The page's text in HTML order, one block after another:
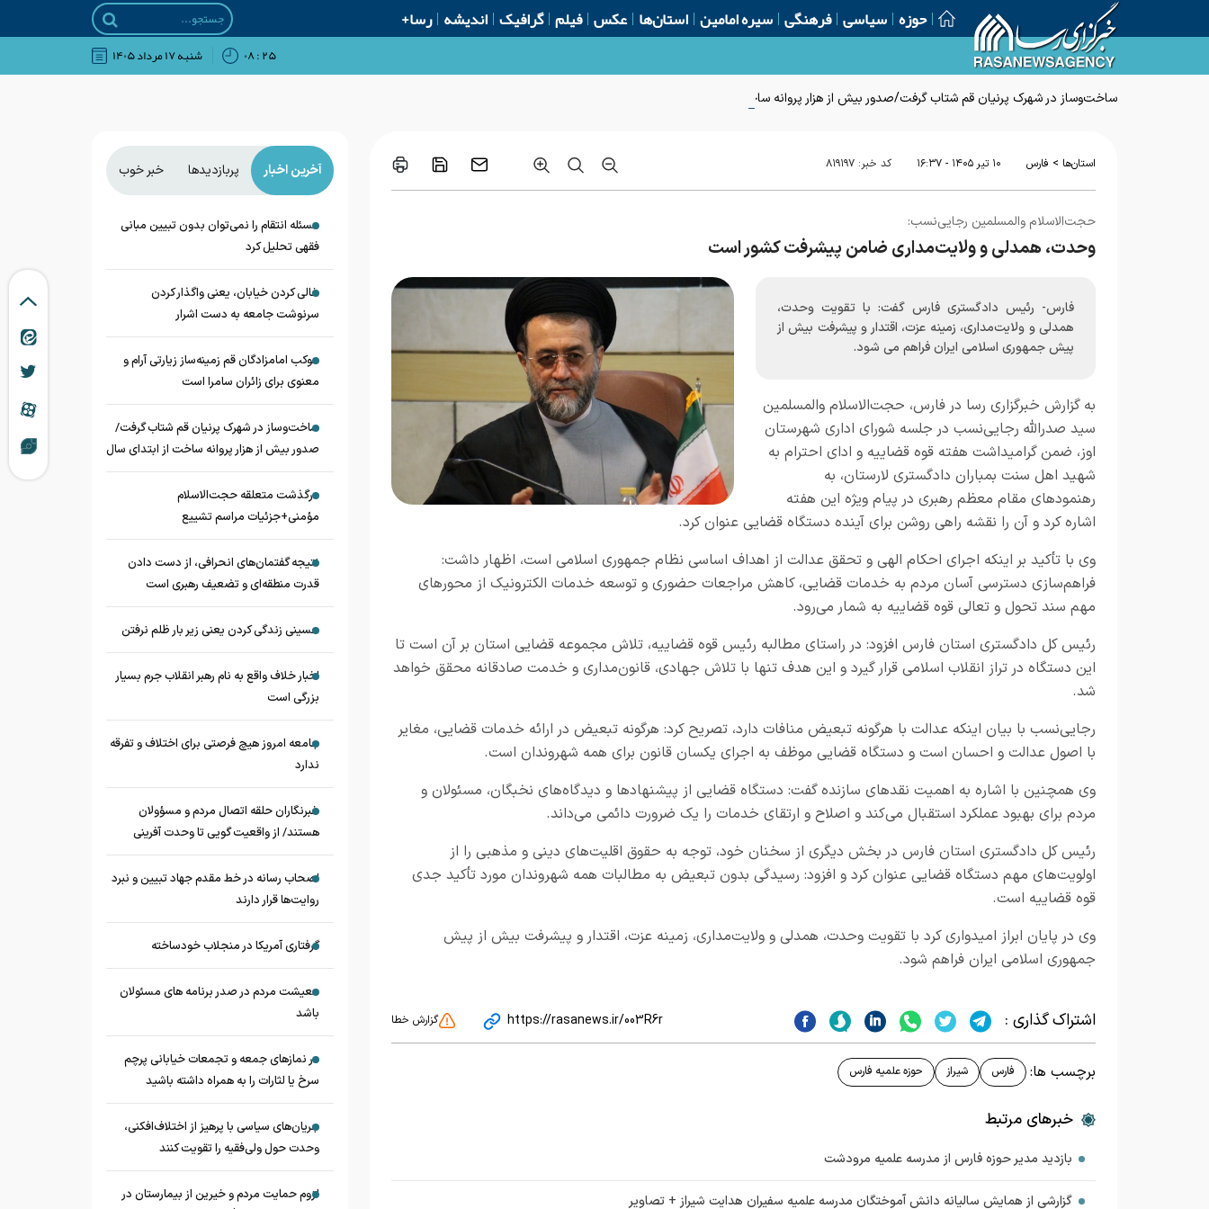
حوزه سیاسی فرهنگی سیره امامین استان‌ها عکس فیلم گرافیک اندیشه رسا+
۲۵ : ۰۸ شنبه ۱۷ مرداد ۱۴۰۵
ساخت‌وساز در شهرک پرنیان قم شتاب گرفت/صدور بیش از هزار پروانه ساخت از ابتدای سال
استان‌ها > فارس ۱۰ تير ۱۴۰۵ - ۱۶:۳۷ کد خبر: ۸۱۹۱۹۷
حجت‌الاسلام والمسلمین رجایی‌نسب:
وحدت، همدلی و ولایت‌مداری ضامن پیشرفت کشور است
فارس- رئیس دادگستری فارس گفت: با تقویت وحدت،
همدلی و ولایت‌مداری، زمینه عزت، اقتدار و پیشرفت بیش از
پیش جمهوری اسلامی ایران فراهم می شود.
به گزارش خبرگزاری رسا در فارس، حجت‌الاسلام والمسلمین
سید صدرالله رجایی‌نسب در جلسه شورای اداری شهرستان
اوز، ضمن گرامیداشت هفته قوه قضاییه و ادای احترام به
شهید اهل سنت بمباران دادگستری لارستان، به
رهنمودهای مقام معظم رهبری در پیام ویژه این هفته
اشاره کرد و آن را نقشه راهی روشن برای آینده دستگاه قضایی عنوان کرد.
وی با تأکید بر اینکه اجرای احکام الهی و تحقق عدالت از اهداف اساسی نظام جمهوری اسلامی است، اظهار داشت:
فراهم‌سازی دسترسی آسان مردم به خدمات قضایی، کاهش مراجعات حضوری و توسعه خدمات الکترونیک از محورهای
مهم سند تحول و تعالی قوه قضاییه به شمار می‌رود.
رئیس کل دادگستری استان فارس افزود: در راستای مطالبه رئیس قوه قضاییه، تلاش مجموعه قضایی استان بر آن است تا
این دستگاه در تراز انقلاب اسلامی قرار گیرد و این هدف تنها با تلاش جهادی، قانون‌مداری و خدمت صادقانه محقق خواهد
شد.
رجایی‌نسب با بیان اینکه عدالت با هرگونه تبعیض منافات دارد، تصریح کرد: هرگونه تبعیض در ارائه خدمات قضایی، مغایر
با اصول عدالت و احسان است و دستگاه قضایی موظف به اجرای یکسان قانون برای همه شهروندان است.
وی همچنین با اشاره به اهمیت نقدهای سازنده گفت: دستگاه قضایی از پیشنهادها و دیدگاه‌های نخبگان، مسئولان و
مردم برای بهبود عملکرد استقبال می‌کند و اصلاح و ارتقای خدمات را یک ضرورت دائمی می‌داند.
رئیس کل دادگستری استان فارس در بخش دیگری از سخنان خود، توجه به حقوق اقلیت‌های دینی و مذهبی را از
اولویت‌های مهم دستگاه قضایی عنوان کرد و افزود: رسیدگی بدون تبعیض به مطالبات همه شهروندان مورد تأکید جدی
قوه قضاییه است.
وی در پایان ابراز امیدواری کرد با تقویت وحدت، همدلی و ولایت‌مداری، زمینه عزت، اقتدار و پیشرفت بیش از پیش
جمهوری اسلامی ایران فراهم شود.
اشتراک گذاری : https://rasanews.ir/003R6r گزارش خطا
برچسب ها: فارس شیراز حوزه علمیه فارس
خبرهای مرتبط
بازدید مدیر حوزه فارس از مدرسه علمیه مرودشت
گزارشی از همایش سالیانه دانش آموختگان مدرسه علمیه سفیران هدایت شیراز + تصاویر
آخرین اخبار پربازدیدها خبر خوب
مسئله انتقام را نمی‌توان بدون تبیین مبانی
فقهی تحلیل کرد
خالی کردن خیابان، یعنی واگذار کردن
سرنوشت جامعه به دست اشرار
موکب امامزادگان قم زمینه‌ساز زیارتی آرام و
معنوی برای زائران سامرا است
ساخت‌وساز در شهرک پرنیان قم شتاب گرفت/
صدور بیش از هزار پروانه ساخت از ابتدای سال
درگذشت متعلقه حجت‌الاسلام
مؤمنی+جزئیات مراسم تشییع
نتیجه گفتمان‌های انحرافی، از دست دادن
قدرت منطقه‌ای و تضعیف رهبری است
حسینی زندگی کردن یعنی زیر بار ظلم نرفتن
اخبار خلاف واقع به نام رهبر انقلاب جرم بسیار
بزرگی است
جامعه امروز هیچ فرصتی برای اختلاف و تفرقه
ندارد
خبرنگاران حلقه اتصال مردم و مسؤولان
هستند/ از واقعیت گویی تا وحدت آفرینی
اصحاب رسانه در خط مقدم جهاد تبیین و نبرد
روایت‌ها قرار دارند
گرفتاری آمریکا در منجلاب خودساخته
معیشت مردم در صدر برنامه های مسئولان
باشد
در نماز‌های جمعه و تجمعات خیابانی پرچم
سرخ یا لثارات را به همراه داشته باشید
جریان‌های سیاسی با پرهیز از اختلاف‌افکنی،
وحدت حول ولی‌فقیه را تقویت کنند
لزوم حمایت مردم و خیرین از بیمارستان در